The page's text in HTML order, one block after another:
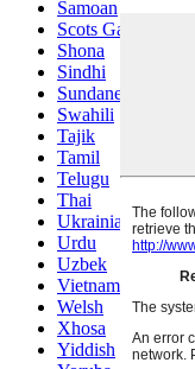
Samoan
Scots Gaelic
Shona
Sindhi
Sundanese
Swahili
Tajik
Tamil
Telugu
Thai
Ukrainian
Urdu
Uzbek
Vietnamese
Welsh
Xhosa
Yiddish